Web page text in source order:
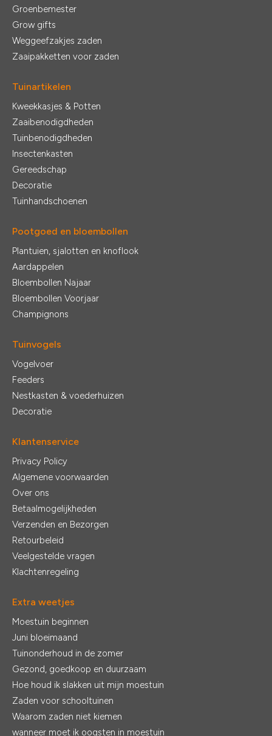
Groenbemester
Grow gifts
Weggeefzakjes zaden
Zaaipakketten voor zaden
Tuinartikelen
Kweekkasjes & Potten
Zaaibenodigdheden
Tuinbenodigdheden
Insectenkasten
Gereedschap
Decoratie
Tuinhandschoenen
Pootgoed en bloembollen
Plantuien, sjalotten en knoflook
Aardappelen
Bloembollen Najaar
Bloembollen Voorjaar
Champignons
Tuinvogels
Vogelvoer
Feeders
Nestkasten & voederhuizen
Decoratie
Klantenservice
Privacy Policy
Algemene voorwaarden
Over ons
Betaalmogelijkheden
Verzenden en Bezorgen
Retourbeleid
Veelgestelde vragen
Klachtenregeling
Extra weetjes
Moestuin beginnen
Juni bloeimaand
Tuinonderhoud in de zomer
Gezond, goedkoop en duurzaam
Hoe houd ik slakken uit mijn moestuin
Zaden voor schooltuinen
Waarom zaden niet kiemen
wanneer moet ik oogsten in moestuin